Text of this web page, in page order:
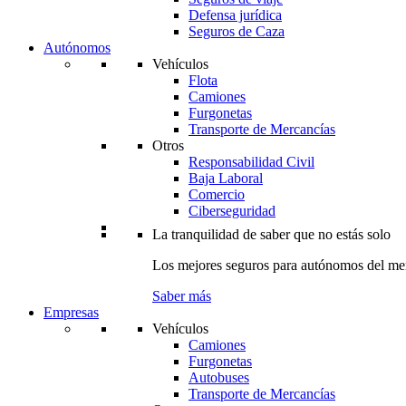
Defensa jurídica
Seguros de Caza
Autónomos
Vehículos
Flota
Camiones
Furgonetas
Transporte de Mercancías
Otros
Responsabilidad Civil
Baja Laboral
Comercio
Ciberseguridad
La tranquilidad de saber que no estás solo
Los mejores seguros para autónomos del
Saber más
Empresas
Vehículos
Camiones
Furgonetas
Autobuses
Transporte de Mercancías